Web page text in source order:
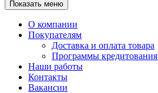
Показать меню
О компании
Покупателям
Доставка и оплата товара
Программы кредитования
Наши работы
Контакты
Вакансии